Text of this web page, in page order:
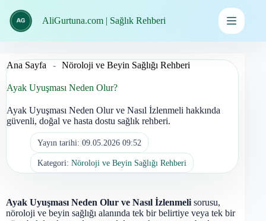
geç
AliGurtuna.com | Sağlık Rehberi
Ana Sayfa - Nöroloji ve Beyin Sağlığı Rehberi
Ayak Uyuşması Neden Olur?
Ayak Uyuşması Neden Olur ve Nasıl İzlenmeli hakkında
güvenli, doğal ve hasta dostu sağlık rehberi.
Yayın tarihi: 09.05.2026 09:52
Kategori: Nöroloji ve Beyin Sağlığı Rehberi
Ayak Uyuşması Neden Olur ve Nasıl İzlenmeli sorusu,
nöroloji ve beyin sağlığı alanında tek bir belirtiye veya tek bir